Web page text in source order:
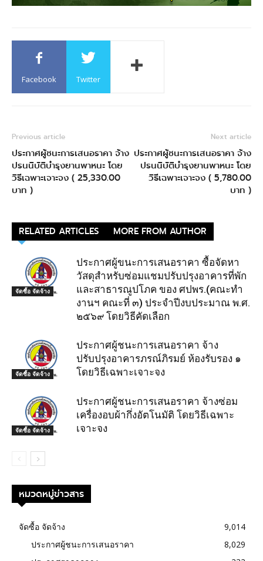
Facebook Twitter
Previous article
ประกาศผู้ชนะการเสนอราคา จ้าง
ปรนนิบัติบำรุงยานพาหนะ โดย
วิธีเฉพาะเจาะจง ( 25,330.00
บาท )
Next article
ประกาศผู้ชนะการเสนอราคา จ้าง
ปรนนิบัติบำรุงยานพาหนะ โดย
วิธีเฉพาะเจาะจง ( 5,780.00
บาท )
RELATED ARTICLES MORE FROM AUTHOR
จัดซื้อ จัดจ้าง
ประกาศผู้ขนะการเสนอราคา ซื้อจัดหา
วัสดุสำหรับซ่อมแชมปรับปรุงอาคารที่พัก
และสาธารณูปโภค ของ ศปพร.(คณะทำ
งานฯ คณะที่ ๓) ประจำปีงบประมาณ พ.ศ.
๒๕๖๙ โดยวิธีคัดเลือก
จัดซื้อ จัดจ้าง
ประกาศผู้ชนะการเสนอราคา จ้าง
ปรับปรุงอาคารภรณ์ภิรมย์ ห้องรับรอง ๑
โดยวิธีเฉพาะเจาะจง
จัดซื้อ จัดจ้าง
ประกาศผู้ชนะการเสนอราคา จ้างซ่อม
เครื่องอบผ้ากึ่งอัตโนมัติ โดยวิธีเฉพาะ
เจาะจง
หมวดหมู่ข่าวสาร
จัดซื้อ จัดจ้าง
9,014
ประกาศผู้ชนะการเสนอราคา
8,029